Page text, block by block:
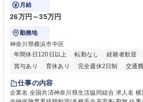
対応や書類発送等を担当します。
月給
26万円～35万円
勤務地
神奈川県横浜市中区
年間休日120日以上
転勤なし 経験者歓迎
賞与あり
育休あり 完全週休2日制 交通
土日祝休み
仕事の内容
企業名 全国共済神奈川県生活協同組合 求人名 横浜市【共済金支払事務】